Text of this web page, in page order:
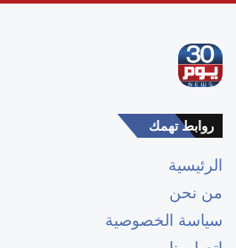
روابط تهمك
الرئيسية
من نحن
سياسة الخصوصية